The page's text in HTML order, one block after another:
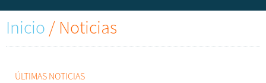
Inicio / Noticias
ÚLTIMAS NOTICIAS